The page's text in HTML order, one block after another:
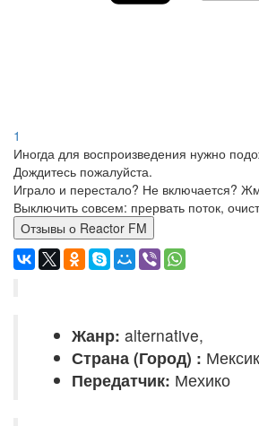
1
Иногда для воспроизведения нужно
Дождитесь пожалуйста.
Играло и перестало? Не включается?
Выключить совсем: прервать поток,
Отзывы о Reactor FM
Жанр: alternative,
Страна (Город) :
Передатчик: Мехико